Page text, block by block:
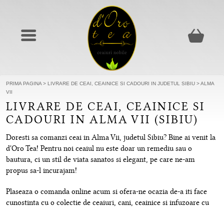
PRIMA PAGINA > LIVRARE DE CEAI, CEAINICE SI CADOURI IN JUDETUL SIBIU >ALMA
VII
LIVRARE DE CEAI, CEAINICE SI
CADOURI IN ALMA VII (SIBIU)
Doresti sa comanzi ceai in Alma Vii, judetul Sibiu? Bine ai venit la
d'Oro Tea! Pentru noi ceaiul nu este doar un remediu sau o
bautura, ci un stil de viata sanatos si elegant, pe care ne-am
propus sa-l incurajam!
Plaseaza o comanda online acum si ofera-ne ocazia de-a iti face
cunostinta cu o colectie de ceaiuri, cani, ceainice si infuzoare cu